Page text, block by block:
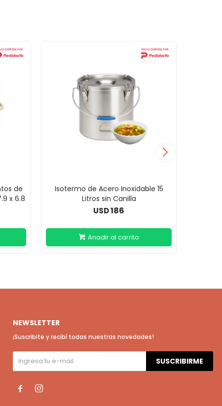
de
x 6.8
Isotermo de Acero Inoxidable 15
Litros sin Canilla
USD186
NEWSLETTER
¡Suscribite y recibí todas nuestras novedades!
SUSCRIBIRME
 